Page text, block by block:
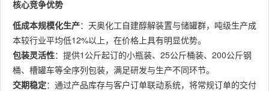
核心竞争优势
低成本规模化生产：天奥化工自建醇解装置与储罐群，吨级生产成
本较行业平均低12%以上，在价格上具有明显优势。
包装灵活性：提供1公斤起订的小瓶装、25公斤桶装、200公斤钢
桶、槽罐车等全序列包装，满足研发与生产不同环节。
交期稳定：通过产品库存与客户订单联动系统，将常规订单的交付